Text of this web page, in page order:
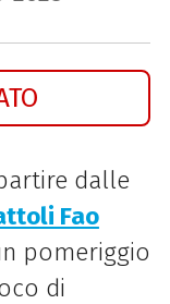
dalle
Fao
pomeriggio
di